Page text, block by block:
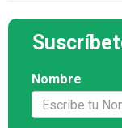
Nombre